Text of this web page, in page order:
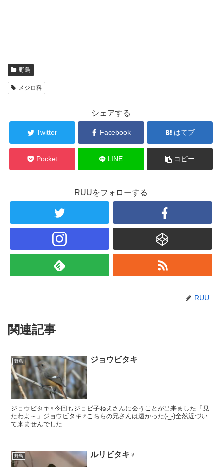
野鳥
メジロ科
シェアする
Twitter Facebook はてブ
Pocket LINE コピー
RUUをフォローする
RUU
関連記事
野鳥 ジョウビタキ
ジョウビタキ♀今回もジョビ子ねえさんに会うことが出来ました「見
たわよ～」ジョウビタキ♂こちらの兄さんは遠かった(-_-)全然近づい
て来ませんでした
野鳥 ルリビタキ♀